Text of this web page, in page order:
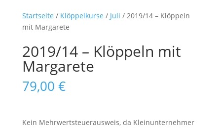
Startseite / Klöppelkurse / Juli / 2019/14 – Klöppeln
mit Margarete
2019/14 – Klöppeln mit
Margarete
79,00 €
Kein Mehrwertsteuerausweis, da Kleinunternehmer